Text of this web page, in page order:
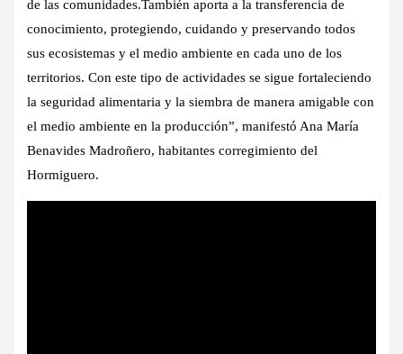
de las comunidades.También aporta a la transferencia de
conocimiento, protegiendo, cuidando y preservando todos
sus ecosistemas y el medio ambiente en cada uno de los
territorios. Con este tipo de actividades se sigue fortaleciendo
la seguridad alimentaria y la siembra de manera amigable con
el medio ambiente en la producción”, manifestó Ana María
Benavides Madroñero, habitantes corregimiento del
Hormiguero.